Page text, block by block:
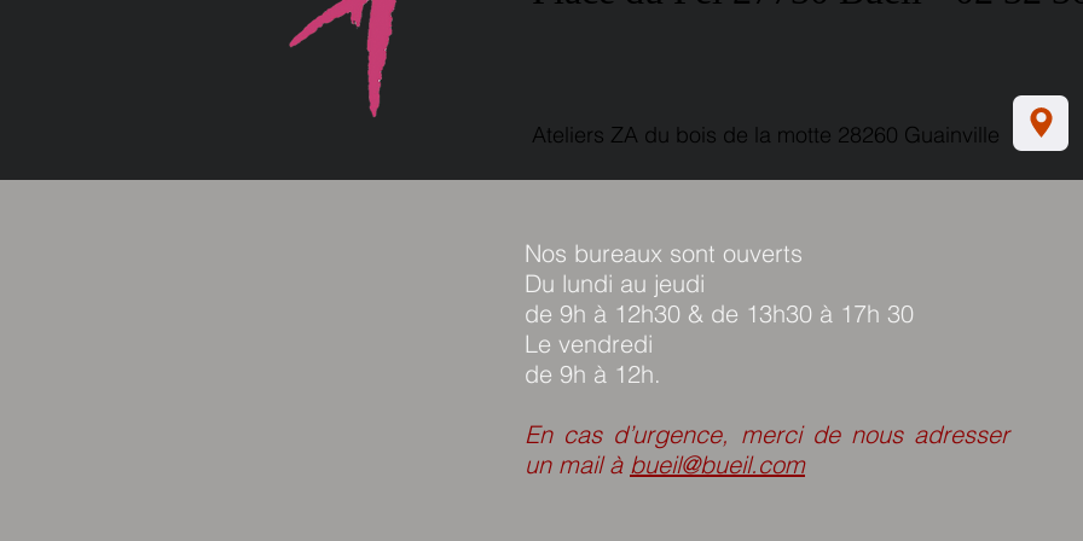
Ateliers ZA du bois de la motte 28260 Guainville
Nos bureaux sont ouverts
Du lundi au jeudi
de 9h à 12h30 & de 13h30 à 17h 30
Le vendredi
de 9h à 12h.
​En cas d’urgence, merci de nous adresser
un mail à bueil@bueil.com